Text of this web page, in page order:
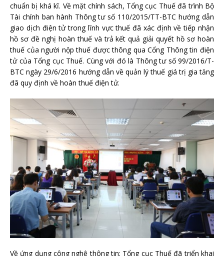
chuẩn bị khá kĩ. Về mặt chính sách, Tổng cục Thuế đã trình Bộ
Tài chính ban hành Thông tư số 110/2015/TT-BTC hướng dẫn
giao dịch điện tử trong lĩnh vực thuế đã xác định về tiếp nhận
hồ sơ đề nghị hoàn thuế và trả kết quả giải quyết hồ sơ hoàn
thuế của người nộp thuế được thông qua Cổng Thông tin điện
tử của Tổng cục Thuế. Cùng với đó là Thông tư số 99/2016/T-
BTC ngày 29/6/2016 hướng dẫn về quản lý thuế giá trị gia tăng
đã quy định về hoàn thuế điện tử.
Về ứng dụng công nghệ thông tin: Tổng cục Thuế đã triển khai